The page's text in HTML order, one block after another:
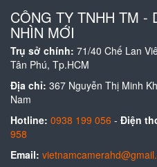
CÔNG TY TNHH TM -
NHÌN MỚI
Trụ sở chính: 71/40 Chế Lan
Tân Phú, Tp.HCM
Địa chỉ: 367 Nguyễn Thị Minh
Nam
Hotline: 0938 199 056 - Điện
958
Email: